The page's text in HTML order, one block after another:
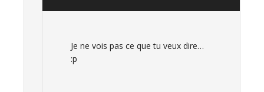
Je ne vois pas ce que tu veux dire…
:p